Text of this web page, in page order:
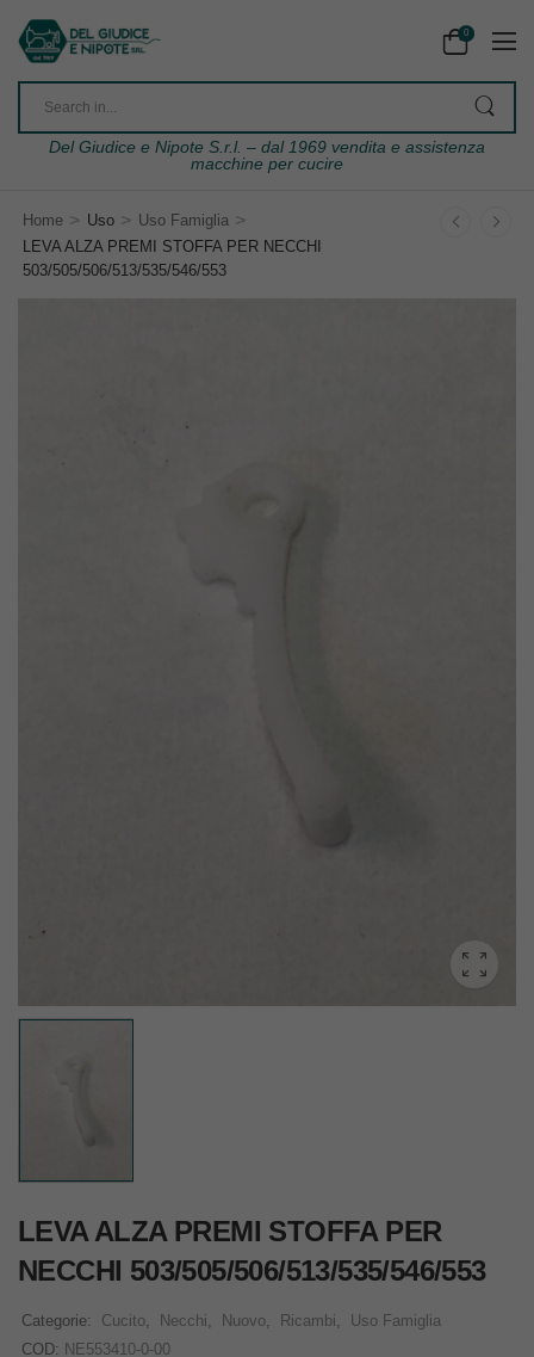
0
Del Giudice e Nipote S.r.l. – dal 1969 vendita e assistenza
macchine per cucire
Home > Uso > Uso Famiglia >
LEVA ALZA PREMI STOFFA PER NECCHI
503/505/506/513/535/546/553
LEVA ALZA PREMI STOFFA PER
NECCHI 503/505/506/513/535/546/553
Categorie: Cucito Necchi Nuovo Ricambi
Uso Famiglia
COD: NE553410-0-00